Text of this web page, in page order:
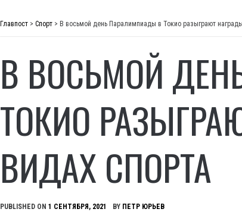
Главпост > Спорт > В восьмой день Паралимпиады в Токио разыграют
В ВОСЬМОЙ
ТОКИО
ВИДАХ СПОРТА
PUBLISHED ON 1 СЕНТЯБРЯ, 2021 BY ПЕТР ЮРЬЕВ